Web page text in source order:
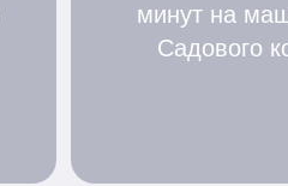
минут на
Садового